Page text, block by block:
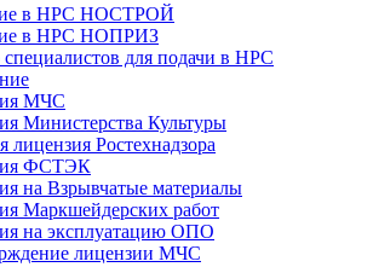
в НРС НОСТРОЙ
в НРС НОПРИЗ
для подачи в НРС
МЧС
Министерства Культуры
лицензия Ростехнадзора
ФСТЭК
на Взрывчатые материалы
Маркшейдерских работ
на эксплуатацию ОПО
лицензии МЧС